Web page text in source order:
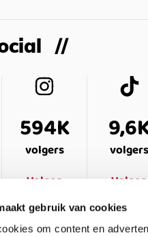
gebruik van cookies
om content en
594K
volgers
Volgen
volgers
Volgen